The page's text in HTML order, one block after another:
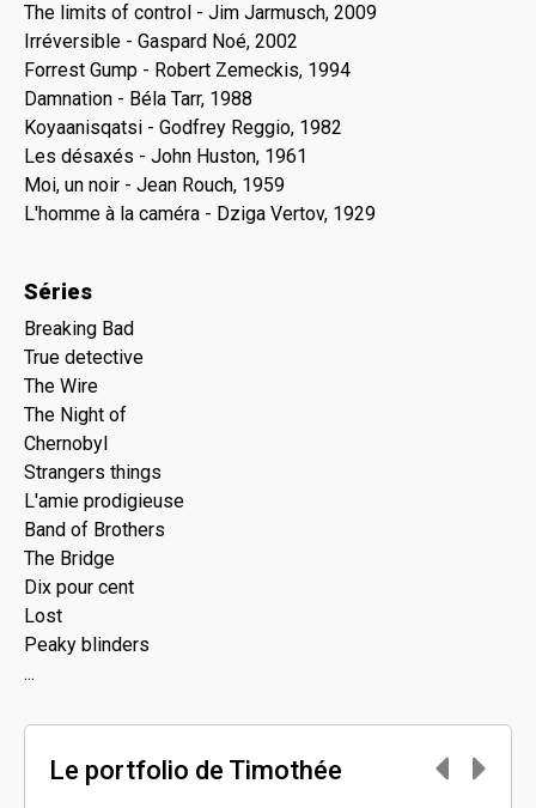
The limits of control - Jim Jarmusch, 2009
Irréversible - Gaspard Noé, 2002
Forrest Gump - Robert Zemeckis, 1994
Damnation - Béla Tarr, 1988
Koyaanisqatsi - Godfrey Reggio, 1982
Les désaxés - John Huston, 1961
Moi, un noir - Jean Rouch, 1959
L'homme à la caméra - Dziga Vertov, 1929
Séries
Breaking Bad
True detective
The Wire
The Night of
Chernobyl
Strangers things
L'amie prodigieuse
Band of Brothers
The Bridge
Dix pour cent
Lost
Peaky blinders
...
Le portfolio de Timothée